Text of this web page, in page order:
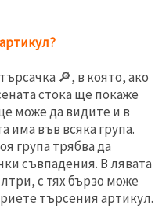
🔎, в която, ако
стока ще покаже
може да видите и в
има във всяка група.
група трябва да
съвпадения. В лявата
с тях бързо може
търсения артикул.